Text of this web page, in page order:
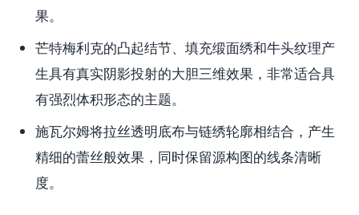
果。
芒特梅利克的凸起结节、填充缎面绣和牛头纹理产
生具有真实阴影投射的大胆三维效果，非常适合具
有强烈体积形态的主题。
施瓦尔姆将拉丝透明底布与链绣轮廓相结合，产生
精细的蕾丝般效果，同时保留源构图的线条清晰
度。